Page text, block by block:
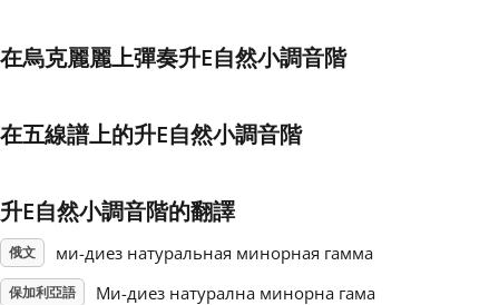
Italiano
日本語
Polski
Português
在烏克麗麗上彈奏升E自然小調音階
在五線譜上的升E自然小調音階
升E自然小調音階的翻譯
俄文 ми-диез натуральная минорная гамма
保加利亞語 Mи-диез натурална минорна гама